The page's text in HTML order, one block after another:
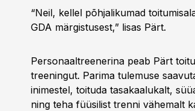
“Neil, kellel põhjalikumad
GDA märgistusest,” lisas Pärt.
Personaaltreenerina peab Pärt
treeningut. Parima tulemuse
inimestel, toituda tasakaalukalt,
ning teha füüsilist trenni vähemalt